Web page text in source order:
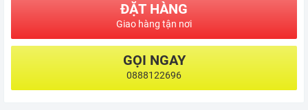
ĐẶT HÀNG
Giao hàng tận nơi
GỌI NGAY
0888122696